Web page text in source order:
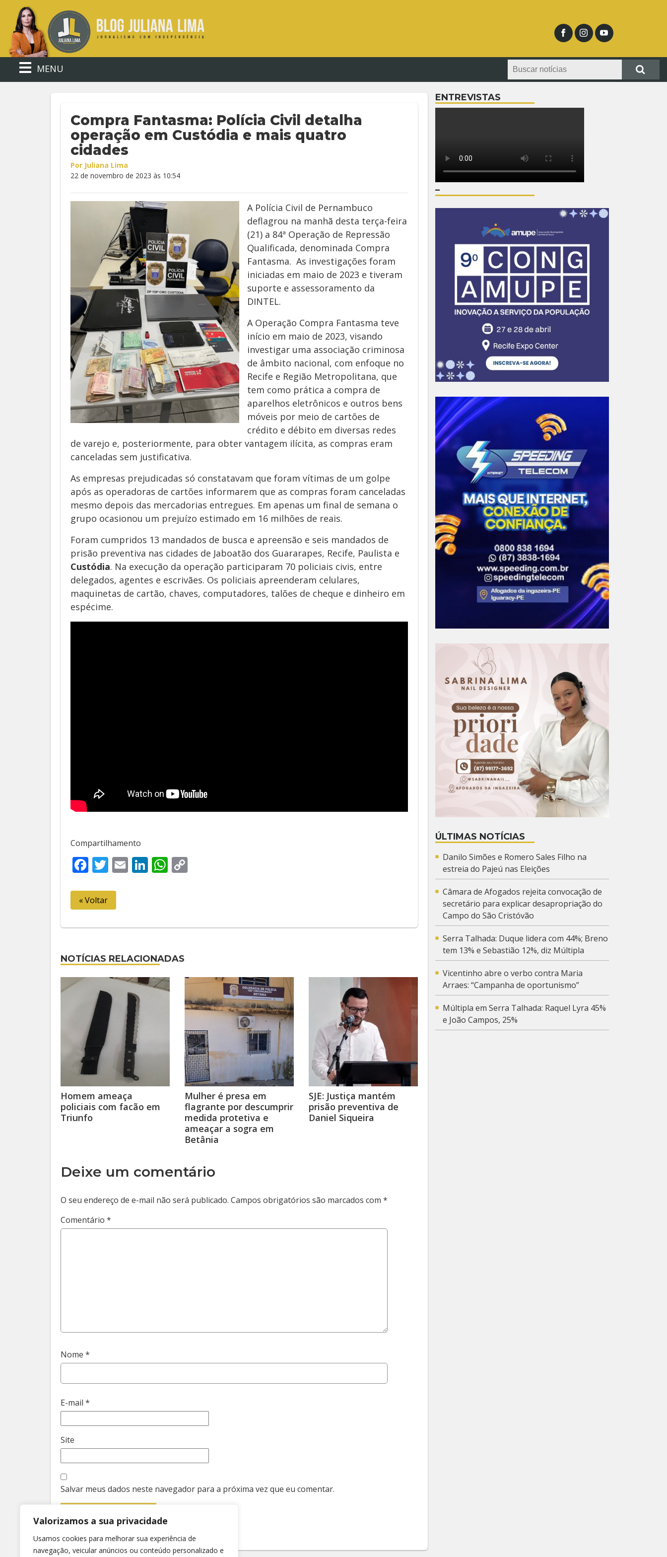
Valorizamos a sua privacidade
Usamos cookies para melhorar sua experiência de
navegação, veicular anúncios ou conteúdo personalizado e
MENU
Compra Fantasma: Polícia Civil detalha
operação em Custódia e mais quatro
cidades
Por Juliana Lima
22 de novembro de 2023 às 10:54
A Polícia Civil de Pernambuco
deflagrou na manhã desta terça-feira
(21) a 84ª Operação de Repressão
Qualificada, denominada Compra
Fantasma. As investigações foram
iniciadas em maio de 2023 e tiveram
suporte e assessoramento da
DINTEL.
A Operação Compra Fantasma teve
início em maio de 2023, visando
investigar uma associação criminosa
de âmbito nacional, com enfoque no
Recife e Região Metropolitana, que
tem como prática a compra de
aparelhos eletrônicos e outros bens
móveis por meio de cartões de
crédito e débito em diversas redes
de varejo e, posteriormente, para obter vantagem ilícita, as compras eram
canceladas sem justificativa.
As empresas prejudicadas só constatavam que foram vítimas de um golpe
após as operadoras de cartões informarem que as compras foram canceladas
mesmo depois das mercadorias entregues. Em apenas um final de semana o
grupo ocasionou um prejuízo estimado em 16 milhões de reais.
Foram cumpridos 13 mandados de busca e apreensão e seis mandados de
prisão preventiva nas cidades de Jaboatão dos Guararapes, Recife, Paulista e
Custódia. Na execução da operação participaram 70 policiais civis, entre
delegados, agentes e escrivães. Os policiais apreenderam celulares,
maquinetas de cartão, chaves, computadores, talões de cheque e dinheiro em
espécime.
Compartilhamento
Facebook
Twitter
EmailLinkedIn
WhatsApp
« Voltar
NOTÍCIAS RELACIONADAS
Homem ameaça
policiais com facão em
Triunfo
Mulher é presa em
flagrante por descumprir
medida protetiva e
ameaçar a sogra em
Betânia
SJE: Justiça mantém
prisão preventiva de
Daniel Siqueira
Deixe um comentário
O seu endereço de e-mail não será publicado. Campos obrigatórios são marcados com *
Comentário *
Nome *
E-mail *
Site
Salvar meus dados neste navegador para a próxima vez que eu comentar.
ENTREVISTAS
–
ÚLTIMAS NOTÍCIAS
Danilo Simões e Romero Sales Filho na
estreia do Pajeú nas Eleições
Câmara de Afogados rejeita convocação de
secretário para explicar desapropriação do
Campo do São Cristóvão
Serra Talhada: Duque lidera com 44%; Breno
tem 13% e Sebastião 12%, diz Múltipla
Vicentinho abre o verbo contra Maria
Arraes: “Campanha de oportunismo”
Múltipla em Serra Talhada: Raquel Lyra 45%
e João Campos, 25%